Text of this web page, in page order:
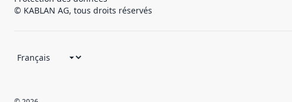
© KABLAN AG, tous droits réservés